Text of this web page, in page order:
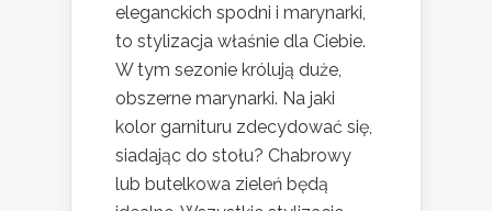
eleganckich spodni i marynarki,
to stylizacja właśnie dla Ciebie.
W tym sezonie królują duże,
obszerne marynarki. Na jaki
kolor garnituru zdecydować się,
siadając do stołu? Chabrowy
lub butelkowa zieleń będą